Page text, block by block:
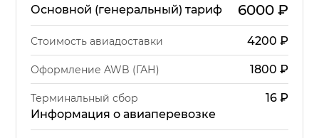
Основной (генеральный) тариф 6000₽
Стоимость авиадоставки 4200 ₽
Оформление AWB (ГАН) 1800 ₽
Терминальный сбор 16₽
Информация о авиаперевозке